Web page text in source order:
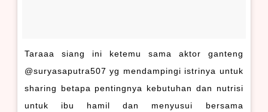
Taraaa siang ini ketemu sama aktor ganteng
@suryasaputra507 yg mendampingi istrinya untuk
sharing betapa pentingnya kebutuhan dan nutrisi
untuk ibu hamil dan menyusui bersama